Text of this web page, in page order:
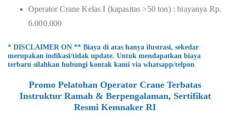
Operator Crane Kelas I (kapasitas >50 ton) : biayanya Rp.
6.000.000
* DISCLAIMER ON ** Biaya di atas hanya ilustrasi, sekedar
merupakan indikasi/tidak update. Untuk mendapatkan biaya
terbaru silahkan hubungi kontak kami via whatsapp/telpon
Promo Pelatohan Operator Crane Terbatas
Instruktur Ramah & Berpengalaman, Sertifikat
Resmi Kemnaker RI